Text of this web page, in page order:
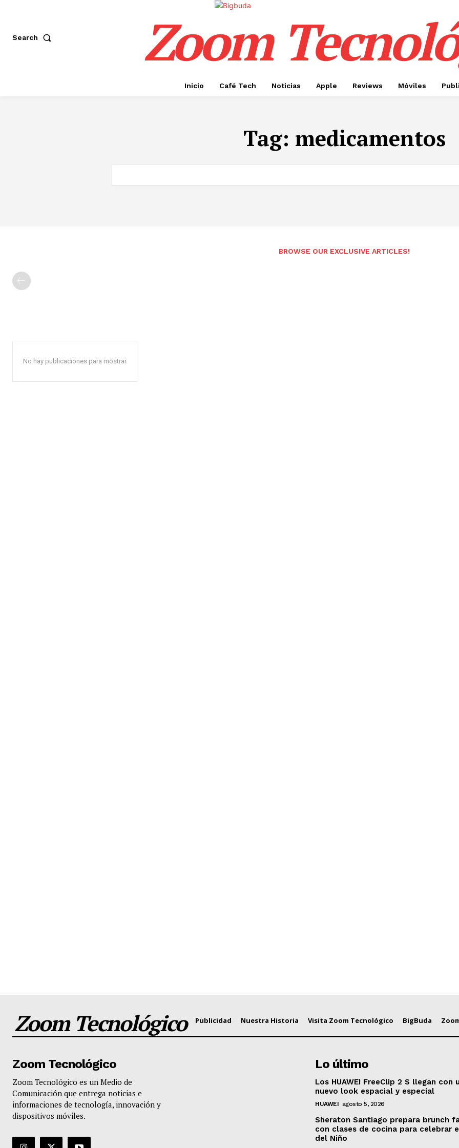
Search Zoom
Inicio Café Tech Noticias Apple Reviews Móviles
Tag: medicamentos
BROWSE OUR EXCLUSIVE ARTICLES!
No hay publicaciones para mostrar
Zoom Tecnológico Publicidad Nuestra Historia Visita Zoom Tecnológico BigBuda
Zoom Tecnológico
Zoom Tecnológico es un Medio de
Comunicación que entrega noticias e
informaciones de tecnología, innovación y
dispositivos móviles.
Lo último
Los HUAWEI FreeClip 2 S llegan con
nuevo look espacial y especial
HUAWEI agosto 5, 2026
Sheraton Santiago prepara brunch
con clases de cocina para celebrar
del Niño